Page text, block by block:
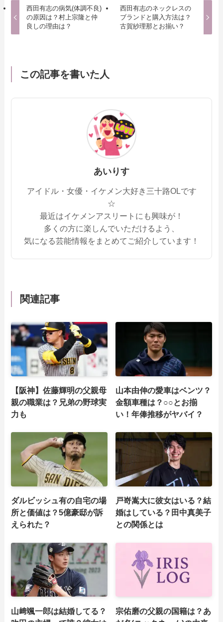
西田有志の病気(体調不良)
の原因は？村上宗隆と仲
良しの理由は？
西田有志のネックレスの
ブランドと購入方法は？
古賀紗理那とお揃い？
この記事を書いた人
あいりす
アイドル・女優・イケメン大好き三十路OLです
☆
最近はイケメンアスリートにも興味が！
多くの方に楽しんでいただけるよう、
気になる芸能情報をまとめてご紹介しています！
関連記事
【阪神】佐藤輝明の父親母
親の職業は？兄弟の野球実
力も
山本由伸の愛車はベンツ？
金額車種は？○○とお揃
い！年俸推移がヤバイ？
ダルビッシュ有の自宅の場
所と価値は？5億豪邸が訴
えられた？
戸嵜嵩大に彼女はいる？結
婚はしている？田中真美子
との関係とは
山﨑颯一郎は結婚してる？
宗佑磨の父親の国籍は？あ